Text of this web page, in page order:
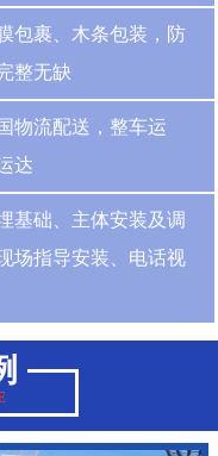
包裹、木条包装，防
整无缺
物流配送，整车运
达
基础、主体安装及调
场指导安装、电话视